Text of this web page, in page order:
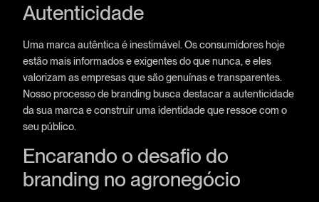
Autenticidade
Uma marca autêntica é inestimável. Os consumidores hoje
estão mais informados e exigentes do que nunca, e eles
valorizam as empresas que são genuínas e transparentes.
Nosso processo de branding busca destacar a autenticidade
da sua marca e construir uma identidade que ressoe com o
seu público.
Encarando o desafio do
branding no agronegócio